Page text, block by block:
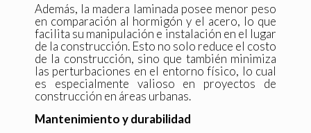
Además, la madera laminada posee menor peso
en comparación al hormigón y el acero, lo que
facilita su manipulación e instalación en el lugar
de la construcción. Esto no solo reduce el costo
de la construcción, sino que también minimiza
las perturbaciones en el entorno físico, lo cual
es especialmente valioso en proyectos de
construcción en áreas urbanas.
Mantenimiento y durabilidad